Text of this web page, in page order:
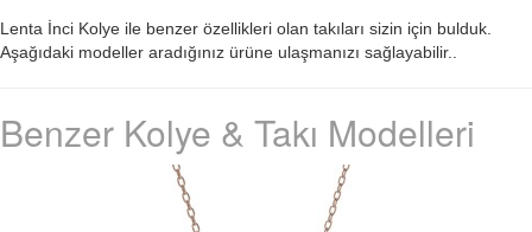
Lenta İnci Kolye ile benzer özellikleri olan takıları sizin için bulduk.
Aşağıdaki modeller aradığınız ürüne ulaşmanızı sağlayabilir..
Benzer Kolye & Takı Modelleri